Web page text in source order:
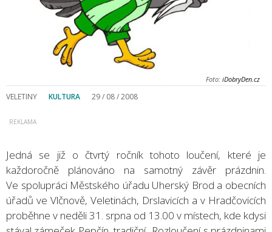
Foto: iDobryDen.cz
VELETINY KULTURA 29 / 08 / 2008
Jedná se již o čtvrtý ročník tohoto loučení, které je
každoročně plánováno na samotný závěr prázdnin.
Ve spolupráci Městského úřadu Uherský Brod a obecních
úřadů ve Vlčnově, Veletinách, Drslavicích a v Hradčovicích
proběhne v neděli 31. srpna od 13.00 v místech, kde kdysi